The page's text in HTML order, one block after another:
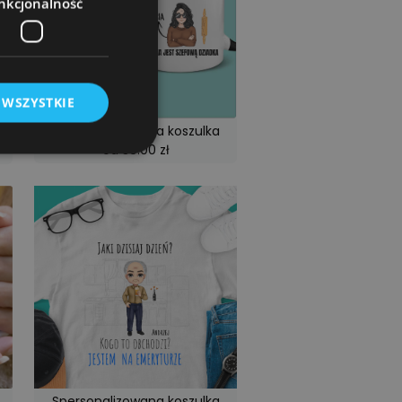
Spersonalizowana koszulka
od 39.00 zł
użytkownika i
witrynę
na formularze
może mieć różne
będzie to jakiś